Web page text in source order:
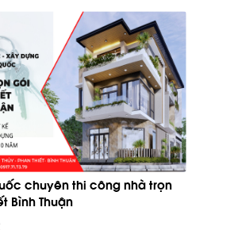
chuyên thi công nhà trọn
Bình Thuận